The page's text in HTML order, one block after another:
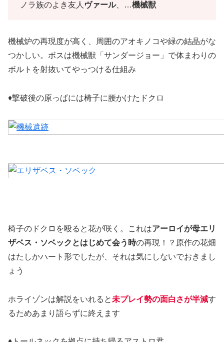
ノラ族のよき友人 ヴァール、…機械獣
機械炉の再現度が高く、周囲のアオキノコや緑の結晶がな
つかしい。ボスは機械獣「サンダージョー」で体まわりの
ボルトを射抜いてやっつける仕組み
♦撃破後の原っぱには椅子に腰かけたドクロ
椅子のドクロを殴ると花が咲く。これはアーロイが母エリ
ザベス・ソベックとはじめて会う時の再現！？原作の花畑
はたしかハート形でしたが、それは気にしないでおきまし
ょう
ホライゾンは解説をいれると未プレイ勢の面白さが半減す
るためあまり語らずに終えます